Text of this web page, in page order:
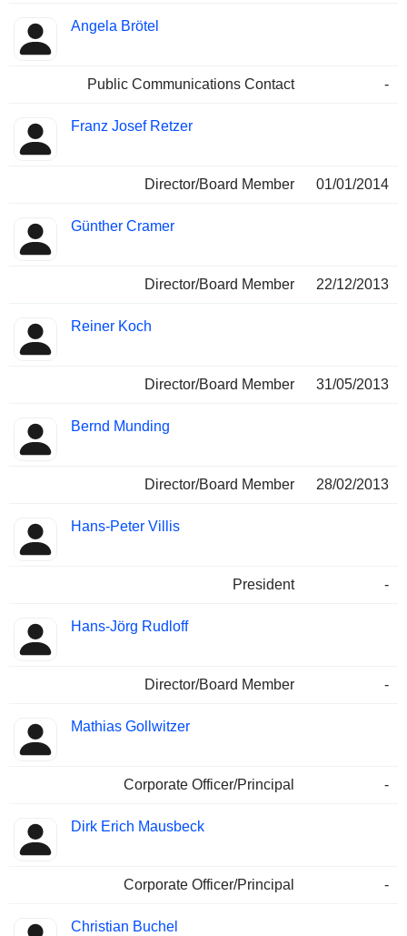
Angela Brötel
Public Communications Contact -
Franz Josef Retzer
Director/Board Member 01/01/2014
Günther Cramer
Director/Board Member 22/12/2013
Reiner Koch
Director/Board Member 31/05/2013
Bernd Munding
Director/Board Member 28/02/2013
Hans-Peter Villis
President -
Hans-Jörg Rudloff
Director/Board Member -
Mathias Gollwitzer
Corporate Officer/Principal -
Dirk Erich Mausbeck
Corporate Officer/Principal -
Christian Buchel